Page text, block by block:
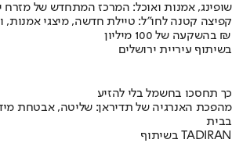
שופינג, אמנות ואוכל: המרכז המתחדש של מזרח
קפיצה קטנה לחו"ל: טיילת חדשה, מיצגי אמנות,
בהשקעה של 100 מיליון ₪
בשיתוף עיריית ירושלים
כך תחסכו בחשמל בלי להזיע
מהפכת האנרגיה של תדיראן: שליטה, אבטחת
בבית
בשיתוף TADIRAN